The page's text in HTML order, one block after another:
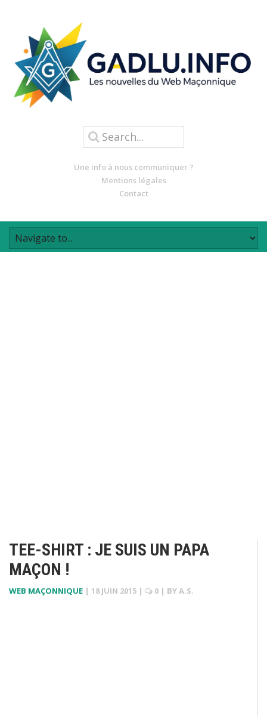
Une info à nous communiquer ?
Mentions légales
Contact
TEE-SHIRT : JE SUIS UN PAPA
MAÇON !
WEB MAÇONNIQUE | 18 JUIN 2015 | 0 | BYA.S.